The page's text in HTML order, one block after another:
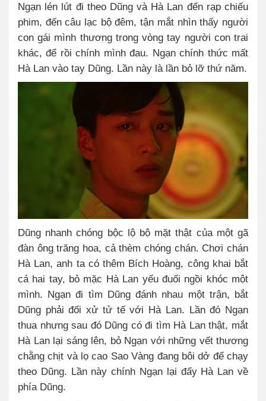
Ngạn lén lút đi theo Dũng và Hà Lan đến rạp chiếu
phim, đến câu lạc bộ đêm, tận mắt nhìn thấy người
con gái mình thương trong vòng tay người con trai
khác, để rồi chính mình đau. Ngạn chính thức mất
Hà Lan vào tay Dũng. Lần này là lần bỏ lỡ thứ năm.
Dũng nhanh chóng bộc lộ bộ mặt thật của một gã
đàn ông trăng hoa, cả thèm chóng chán. Chơi chán
Hà Lan, anh ta có thêm Bích Hoàng, công khai bắt
cá hai tay, bỏ mặc Hà Lan yếu đuối ngồi khóc một
mình. Ngạn đi tìm Dũng đánh nhau một trận, bắt
Dũng phải đối xử tử tế với Hà Lan. Lần đó Ngạn
thua nhưng sau đó Dũng có đi tìm Hà Lan thật, mắt
Hà Lan lại sáng lên, bỏ Ngạn với những vết thương
chằng chịt và lọ cao Sao Vàng đang bôi dở để chạy
theo Dũng. Lần này chính Ngạn lại đẩy Hà Lan về
phía Dũng.